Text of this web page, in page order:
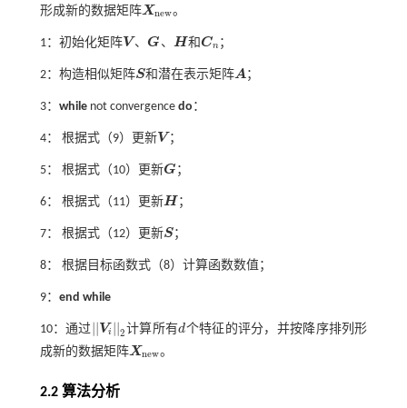
形成新的数据矩阵Xnew
Xnew 。
1：初始化矩阵V
V 、G
G 、 H
H 和 Cn
Cn ；
2：构造相似矩阵S
S 和潜在表示矩阵A
A ；
3： whilenot convergence do ：
4： 根据式（9） 更新V
V ；
5： 根据式（10） 更新G
G ；
6： 根据式（11） 更新H
H ；
7： 根据式（12） 更新S
S ；
8： 根据目标函数式（8） 计算函数数值；
9： end while
10：通过 || Vi ||2
|Vi |2计算所有d
d个特征的评分，并按降序排列形
成新的数据矩阵Xnew
Xnew 。
2.2 算法分析